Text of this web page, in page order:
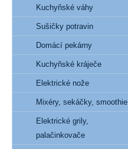
Kuchyňské váhy
Sušičky potravin
Domácí pekárny
Kuchyňské kráječe
Elektrické nože
Mixéry, sekáčky, smoothie
Elektrické grily,
palačinkovače